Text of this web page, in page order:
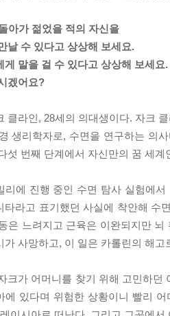
아가 젊었을 적의 자신을
날 수 있다고 상상해 보세요.
게 말을 걸 수 있다고 상상해 보세요.
겠어요?
클라인, 28세의 의대생이다. 자크
생리학자로, 수면을 연구하는 의
섯 번째 단계에서 자신만의 꿈 세
리에 진행 중인 수면 탐사 실험에
타라고 표기했던 사실에 착안해 수
은 느려지고 근육은 이완되지만
가 사망하고, 이 일은 카롤린의 해
크가 어머니를 찾기 위해 고민하
에 있다며 위험한 상황이니 빨리